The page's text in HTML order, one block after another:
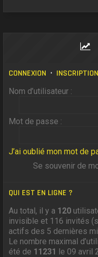
CONNEXION • INSCRIPTION
Nom d’utilisateur :
Mot de passe :
J’ai oublié mon mot de
Se souvenir de
QUI EST EN LIGNE ?
Au total, il y a 120
invisible et 116 invités
actifs des 5 dernières
Le nombre maximal
été de 11231 le 09 avril